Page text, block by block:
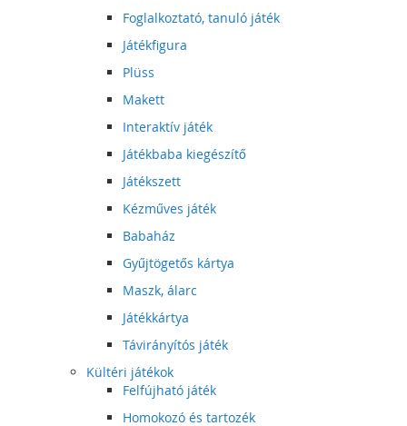
Foglalkoztató, tanuló játék
Játékfigura
Plüss
Makett
Interaktív játék
Játékbaba kiegészítő
Játékszett
Kézműves játék
Babaház
Gyűjtögetős kártya
Maszk, álarc
Játékkártya
Távirányítós játék
Kültéri játékok
Felfújható játék
Homokozó és tartozék